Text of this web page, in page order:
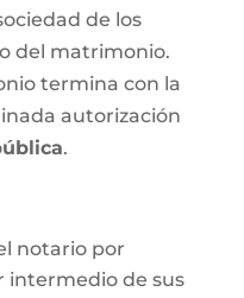
de los
del matrimonio.
termina con la
autorización
.
notario por
intermedio de sus